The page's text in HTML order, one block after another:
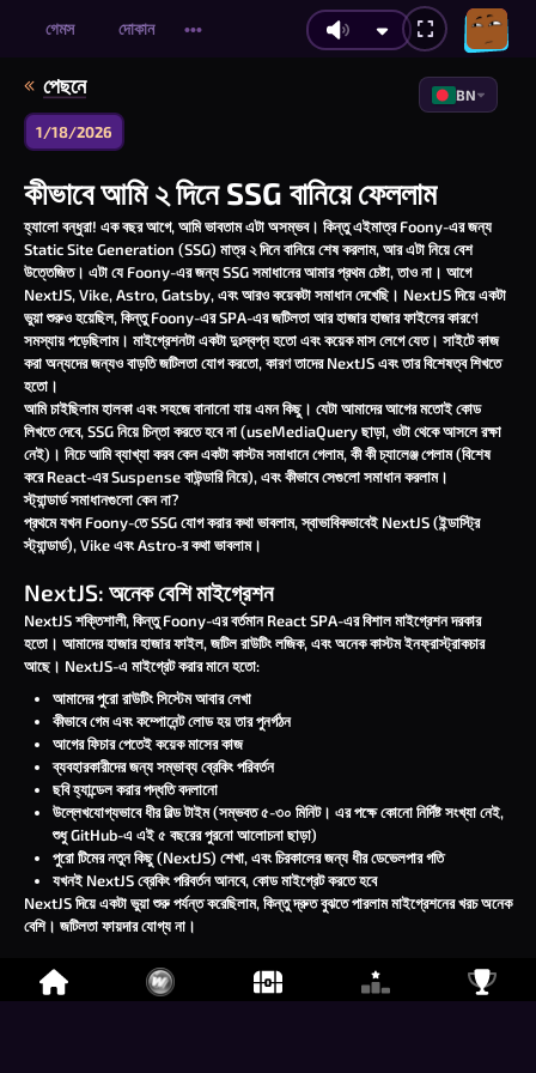
গেমস দোকান •••
পেছনে BN
1/18/2026
কীভাবে আমি ২ দিনে SSG বানিয়ে ফেললাম
হ্যালো বন্ধুরা! এক বছর আগে, আমি ভাবতাম এটা অসম্ভব। কিন্তু এইমাত্র Foony-এর জন্য
Static Site Generation (SSG) মাত্র ২ দিনে বানিয়ে শেষ করলাম, আর এটা নিয়ে বেশ
উত্তেজিত। এটা যে Foony-এর জন্য SSG সমাধানের আমার প্রথম চেষ্টা, তাও না। আগে
NextJS, Vike, Astro, Gatsby, এবং আরও কয়েকটা সমাধান দেখেছি। NextJS দিয়ে একটা
ভুয়া শুরুও হয়েছিল, কিন্তু Foony-এর SPA-এর জটিলতা আর হাজার হাজার ফাইলের কারণে
সমস্যায় পড়েছিলাম। মাইগ্রেশনটা একটা দুঃস্বপ্ন হতো এবং কয়েক মাস লেগে যেত। সাইটে কাজ
করা অন্যদের জন্যও বাড়তি জটিলতা যোগ করতো, কারণ তাদের NextJS এবং তার বিশেষত্ব শিখতে
হতো।
আমি চাইছিলাম হালকা এবং সহজে বানানো যায় এমন কিছু। যেটা আমাদের আগের মতোই কোড
লিখতে দেবে, SSG নিয়ে চিন্তা করতে হবে না (useMediaQueryছাড়া, ওটা থেকে আসলে রক্ষা
নেই)। নিচে আমি ব্যাখ্যা করব কেন একটা কাস্টম সমাধানে গেলাম, কী কী চ্যালেঞ্জ পেলাম (বিশেষ
করে React-এর Suspense বাউন্ডারি নিয়ে), এবং কীভাবে সেগুলো সমাধান করলাম।
স্ট্যান্ডার্ড সমাধানগুলো কেন না?
প্রথমে যখন Foony-তে SSG যোগ করার কথা ভাবলাম, স্বাভাবিকভাবেই NextJS (ইন্ডাস্ট্রি
স্ট্যান্ডার্ড), Vike এবং Astro-র কথা ভাবলাম।
NextJS: অনেক বেশি মাইগ্রেশন
NextJS শক্তিশালী, কিন্তু Foony-এর বর্তমান React SPA-এর বিশাল মাইগ্রেশন দরকার
হতো। আমাদের হাজার হাজার ফাইল, জটিল রাউটিং লজিক, এবং অনেক কাস্টম ইনফ্রাস্ট্রাকচার
আছে। NextJS-এ মাইগ্রেট করার মানে হতো:
আমাদের পুরো রাউটিং সিস্টেম আবার লেখা
কীভাবে গেম এবং কম্পোনেন্ট লোড হয় তার পুনর্গঠন
আগের ফিচার পেতেই কয়েক মাসের কাজ
ব্যবহারকারীদের জন্য সম্ভাব্য ব্রেকিং পরিবর্তন
ছবি হ্যান্ডেল করার পদ্ধতি বদলানো
উল্লেখযোগ্যভাবে ধীর বিল্ড টাইম (সম্ভবত ৫-৩০ মিনিট। এর পক্ষে কোনো নির্দিষ্ট সংখ্যা নেই,
শুধু GitHub-এ এই৫ বছরের পুরনো আলোচনাছাড়া)
পুরো টিমের নতুন কিছু (NextJS) শেখা, এবং চিরকালের জন্য ধীর ডেভেলপার গতি
যখনই NextJS ব্রেকিং পরিবর্তন আনবে, কোড মাইগ্রেট করতে হবে
NextJS দিয়ে একটা ভুয়া শুরু পর্যন্ত করেছিলাম, কিন্তু দ্রুত বুঝতে পারলাম মাইগ্রেশনের খরচ অনেক
বেশি। জটিলতা ফায়দার যোগ্য না।
Vike: একই রকম জটিলতা
Vike (আগে vite-plugin-ssr) এর প্রায় একই সমস্যা ছিল। এটা NextJS-এর চেয়ে নমনীয়